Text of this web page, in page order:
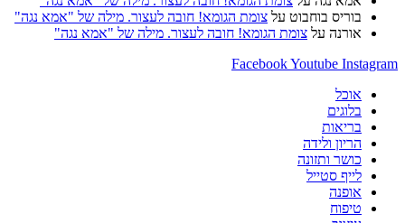
בוריס בוחבוט על צומת הגומא! חובה לעצור. מילה של "אמא נגה"
אורנה על צומת הגומא! חובה לעצור. מילה של "אמא נגה"
FacebookYoutube Instagram
אוכל
בלוגים
בריאות
הריון ולידה
כושר ותזונה
לייף סטייל
אופנה
טיפוח